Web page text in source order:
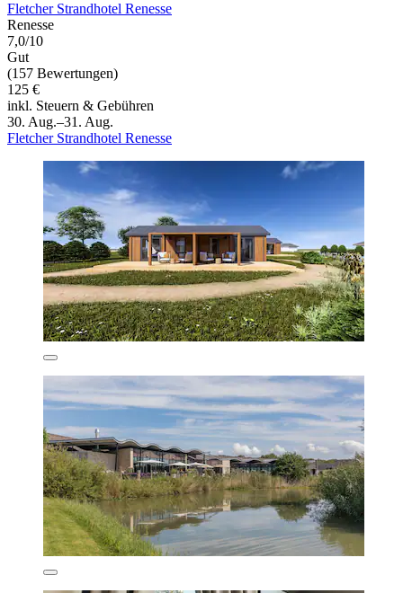
Fletcher Strandhotel Renesse
Renesse
7,0/10
Gut
(157 Bewertungen)
125 €
inkl. Steuern & Gebühren
30. Aug.–31. Aug.
Fletcher Strandhotel Renesse